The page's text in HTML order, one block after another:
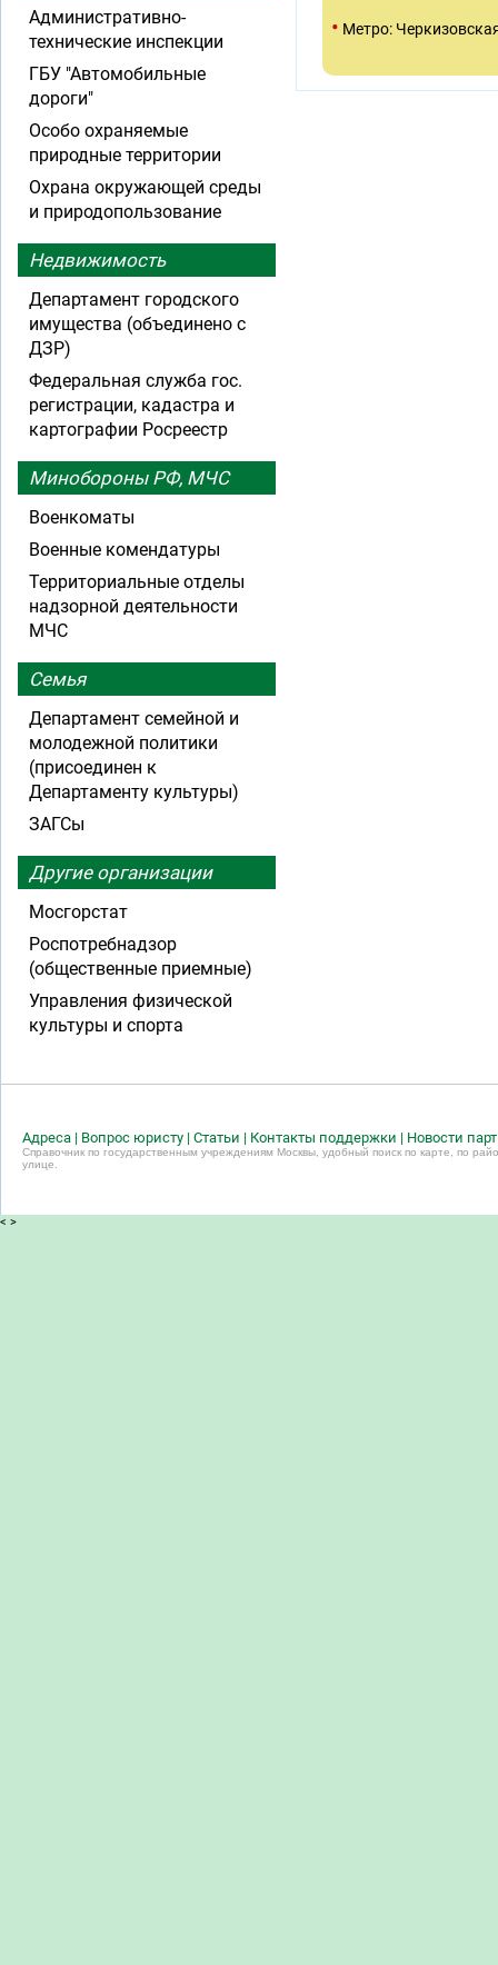
• Метро:
Административно-
технические инспекции
ГБУ "Автомобильные
дороги"
Особо охраняемые
природные территории
Охрана окружающей среды
и природопользование
Недвижимость
Департамент городского
имущества (объединено с
ДЗР)
Федеральная служба гос.
регистрации, кадастра и
картографии Росреестр
Минобороны РФ, МЧС
Военкоматы
Военные комендатуры
Территориальные отделы
надзорной деятельности
МЧС
Семья
Департамент семейной и
молодежной политики
(присоединен к
Департаменту культуры)
ЗАГСы
Другие организации
Мосгорстат
Роспотребнадзор
(общественные приемные)
Управления физической
культуры и спорта
Адреса | Вопрос юристу | Статьи | Контакты поддержки | Новости
Справочник по государственным учреждениям Москвы, удобный поиск по карте, по
улице.
< >